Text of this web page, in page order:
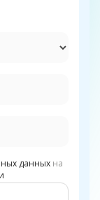
данных на